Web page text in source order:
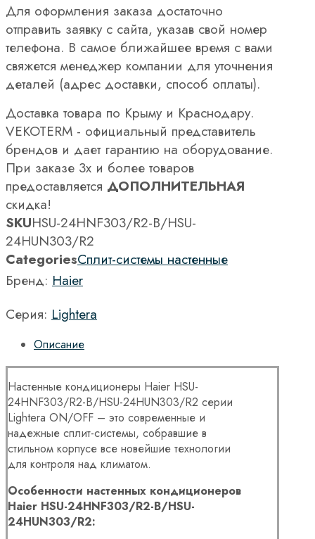
Для оформления заказа достаточно
отправить заявку с сайта, указав свой номер
телефона. В самое ближайшее время с вами
свяжется менеджер компании для уточнения
деталей (адрес доставки, способ оплаты).
Доставка товара по Крыму и Краснодару.
VEKOTERM - официальный представитель
брендов и дает гарантию на оборудование.
При заказе 3х и более товаров
предоставляется ДОПОЛНИТЕЛЬНАЯ
скидка!
SKUHSU-24HNF303/R2-B/HSU-
24HUN303/R2
CategoriesСплит-системы настенные
Бренд: Haier
Серия: Lightera
Описание
Настенные кондиционеры Haier HSU-
24HNF303/R2-B/HSU-24HUN303/R2 серии
Lightera ON/OFF – это современные и
надежные сплит-системы, собравшие в
стильном корпусе все новейшие технологии
для контроля над климатом.
Особенности настенных кондиционеров
Haier HSU-24HNF303/R2-B/HSU-
24HUN303/R2: